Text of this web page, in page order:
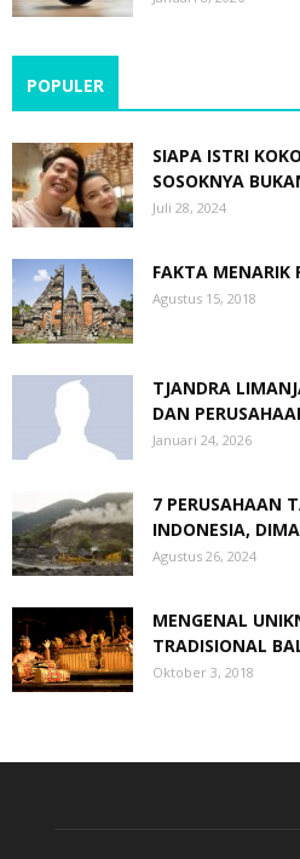
POPULER
SIAPA ISTRI
SOSOKNYA
Juli 28, 2024
FAKTA MENARIK
Agustus 15, 2018
TJANDRA
DAN
Januari 24, 2026
7 PERUSAHAAN
INDONESIA,
Agustus 26, 2024
MENGENAL
TRADISIONAL
Oktober 3, 2018